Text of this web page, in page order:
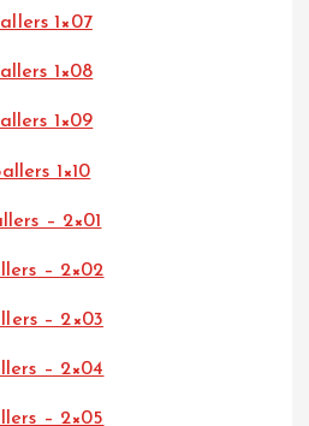
1×07
1×08
1×09
1×10
– 2×01
– 2×02
– 2×03
– 2×04
– 2×05